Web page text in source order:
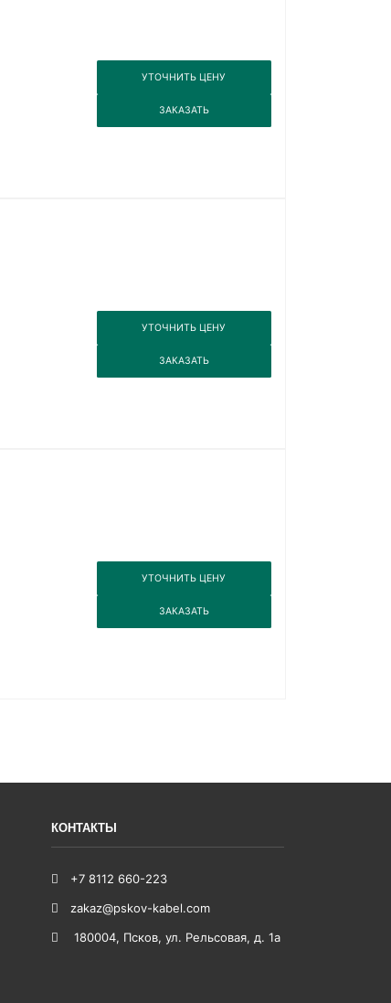
УТОЧНИТЬ ЦЕНУ
ЗАКАЗАТЬ
УТОЧНИТЬ ЦЕНУ
ЗАКАЗАТЬ
УТОЧНИТЬ ЦЕНУ
ЗАКАЗАТЬ
КОНТАКТЫ
+7 8112 660-223
zakaz@pskov-kabel.com
180004, Псков, ул. Рельсовая, д. 1а